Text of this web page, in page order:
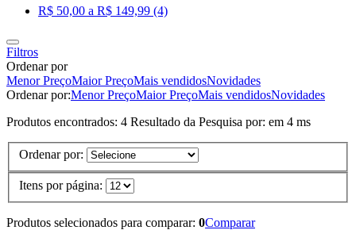
R$ 50,00 a R$ 149,99 (4)
Filtros
Ordenar por
Menor PreçoMaior PreçoMais vendidosNovidades
Ordenar por:Menor PreçoMaior PreçoMais vendidosNovidades
Produtos encontrados: 4 Resultado da Pesquisa por: em 4 ms
Ordenar por:
Itens por página:
Produtos selecionados para comparar: 0Comparar